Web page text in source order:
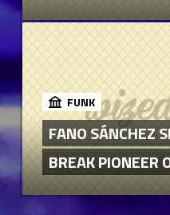
FUNK
FANO SÁNCHEZ
BREAK PIONEER